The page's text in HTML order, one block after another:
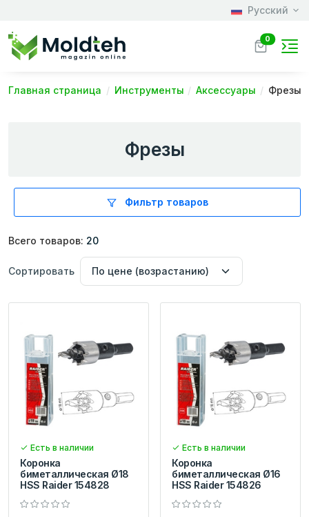
Русский
0
Главная страница Инструменты Аксессуары Фрезы
Фрезы
Фильтр товаров
Всего товаров: 20
Сортировать
Есть в наличии
Коронка
биметаллическая Ø18
HSS Raider 154828
Есть в наличии
Коронка
биметаллическая Ø16
HSS Raider 154826